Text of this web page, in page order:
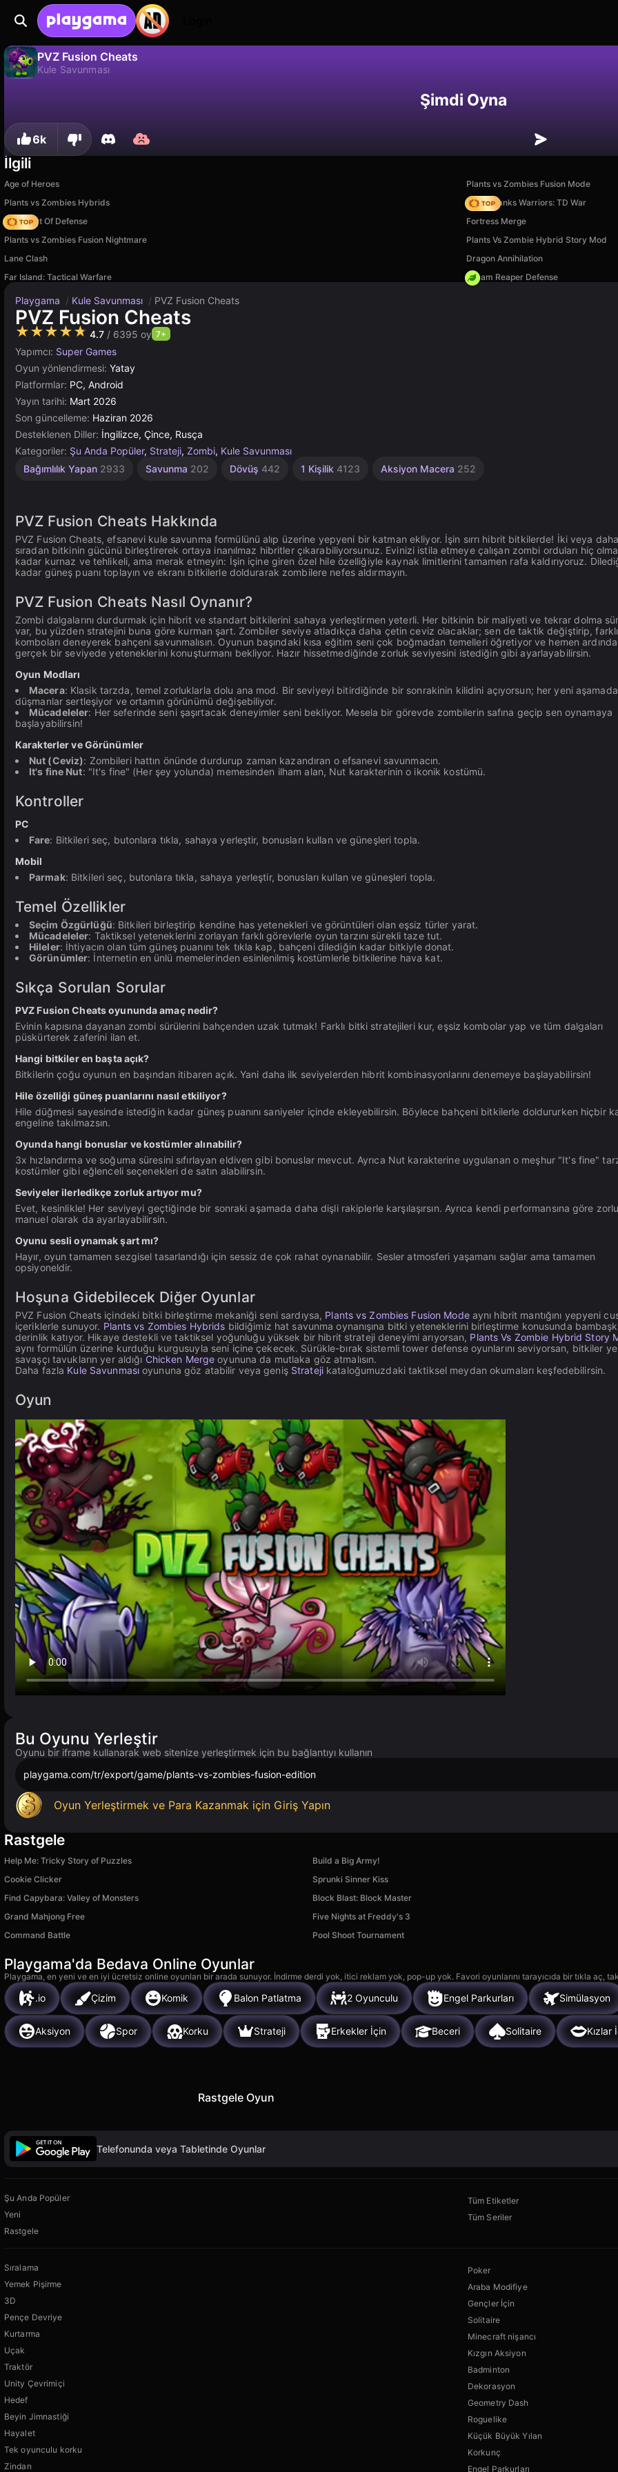
PVZ Fusion Cheats
Kule Savunması
Şimdi Oyna
6k
İlgili
Age of Heroes
Plants vs Zombies Fusion Mode
Plants vs Zombies Hybrids
Age of Tanks Warriors: TD War
AOD - Art Of Defense
Fortress Merge
Plants vs Zombies Fusion Nightmare
Plants Vs Zombie Hybrid Story Mod
Lane Clash
Dragon Annihilation
Far Island: Tactical Warfare
Dream Reaper Defense
Playgama / Kule Savunması / PVZ Fusion Cheats
PVZ Fusion Cheats
★★★★★ 4.7 / 6395 oy 7+
Yapımcı: Super Games
Oyun yönlendirmesi: Yatay
Platformlar: PC, Android
Yayın tarihi: Mart 2026
Son güncelleme: Haziran 2026
Desteklenen Diller: İngilizce, Çince, Rusça
Kategoriler: Şu Anda Popüler, Strateji, Zombi, Kule Savunması
Bağımlılık Yapan 2933 Savunma 202 Dövüş 442 1 Kişilik 4123 Aksiyon Macera 252
PVZ Fusion Cheats Hakkında
PVZ Fusion Cheats, efsanevi kule savunma formülünü alıp üzerine yepyeni bir katman ekliyor. İşin sırrı hibrit bitkilerde! İki veya
sıradan bitkinin gücünü birleştirerek ortaya inanılmaz hibritler çıkarabiliyorsunuz. Evinizi istila etmeye çalışan zombi orduları hiç
kadar kurnaz ve tehlikeli, ama merak etmeyin: İşin içine giren özel hile özelliğiyle kaynak limitlerini tamamen rafa kaldırıyoruz.
kadar güneş puanı toplayın ve ekranı bitkilerle doldurarak zombilere nefes aldırmayın.
PVZ Fusion Cheats Nasıl Oynanır?
Zombi dalgalarını durdurmak için hibrit ve standart bitkilerini sahaya yerleştirmen yeterli. Her bitkinin bir maliyeti ve tekrar dolma
var, bu yüzden stratejini buna göre kurman şart. Zombiler seviye atladıkça daha çetin ceviz olacaklar; sen de taktik değiştirip,
komboları deneyerek bahçeni savunmalısın. Oyunun başındaki kısa eğitim seni çok boğmadan temelleri öğretiyor ve hemen
gerçek bir seviyede yeteneklerini konuşturmanı bekliyor. Hazır hissetmediğinde zorluk seviyesini istediğin gibi ayarlayabilirsin.
Oyun Modları
Macera: Klasik tarzda, temel zorluklarla dolu ana mod. Bir seviyeyi bitirdiğinde bir sonrakinin kilidini açıyorsun; her yeni aşamada
düşmanlar sertleşiyor ve ortamın görünümü değişebiliyor.
Mücadeleler: Her seferinde seni şaşırtacak deneyimler seni bekliyor. Mesela bir görevde zombilerin safına geçip sen oynamaya
başlayabilirsin!
Karakterler ve Görünümler
Nut (Ceviz): Zombileri hattın önünde durdurup zaman kazandıran o efsanevi savunmacın.
It's fine Nut: "It's fine" (Her şey yolunda) memesinden ilham alan, Nut karakterinin o ikonik kostümü.
Kontroller
PC
Fare: Bitkileri seç, butonlara tıkla, sahaya yerleştir, bonusları kullan ve güneşleri topla.
Mobil
Parmak: Bitkileri seç, butonlara tıkla, sahaya yerleştir, bonusları kullan ve güneşleri topla.
Temel Özellikler
Seçim Özgürlüğü: Bitkileri birleştirip kendine has yetenekleri ve görüntüleri olan eşsiz türler yarat.
Mücadeleler: Taktiksel yeteneklerini zorlayan farklı görevlerle oyun tarzını sürekli taze tut.
Hileler: İhtiyacın olan tüm güneş puanını tek tıkla kap, bahçeni dilediğin kadar bitkiyle donat.
Görünümler: İnternetin en ünlü memelerinden esinlenilmiş kostümlerle bitkilerine hava kat.
Sıkça Sorulan Sorular
PVZ Fusion Cheats oyununda amaç nedir?
Evinin kapısına dayanan zombi sürülerini bahçenden uzak tutmak! Farklı bitki stratejileri kur, eşsiz kombolar yap ve tüm dalgaları
püskürterek zaferini ilan et.
Hangi bitkiler en başta açık?
Bitkilerin çoğu oyunun en başından itibaren açık. Yani daha ilk seviyelerden hibrit kombinasyonlarını denemeye başlayabilirsin!
Hile özelliği güneş puanlarını nasıl etkiliyor?
Hile düğmesi sayesinde istediğin kadar güneş puanını saniyeler içinde ekleyebilirsin. Böylece bahçeni bitkilerle doldururken hiçbir
engeline takılmazsın.
Oyunda hangi bonuslar ve kostümler alınabilir?
3x hızlandırma ve soğuma süresini sıfırlayan eldiven gibi bonuslar mevcut. Ayrıca Nut karakterine uygulanan o meşhur "It's fine"
kostümler gibi eğlenceli seçenekleri de satın alabilirsin.
Seviyeler ilerledikçe zorluk artıyor mu?
Evet, kesinlikle! Her seviyeyi geçtiğinde bir sonraki aşamada daha dişli rakiplerle karşılaşırsın. Ayrıca kendi performansına göre
manuel olarak da ayarlayabilirsin.
Oyunu sesli oynamak şart mı?
Hayır, oyun tamamen sezgisel tasarlandığı için sessiz de çok rahat oynanabilir. Sesler atmosferi yaşamanı sağlar ama tamamen
opsiyoneldir.
Hoşuna Gidebilecek Diğer Oyunlar
PVZ Fusion Cheats içindeki bitki birleştirme mekaniği seni sardıysa, Plants vs Zombies Fusion Modeaynı hibrit mantığını yepyeni
içeriklerle sunuyor. Plants vs Zombies Hybrids bildiğimiz hat savunma oynanışına bitki yeteneklerini birleştirme konusunda
derinlik katıyor. Hikaye destekli ve taktiksel yoğunluğu yüksek bir hibrit strateji deneyimi arıyorsan, Plants Vs Zombie Hybrid Story
aynı formülün üzerine kurduğu kurgusuyla seni içine çekecek. Sürükle-bırak sistemli tower defense oyunlarını seviyorsan, bitkiler
savaşçı tavukların yer aldığı Chicken Merge oyununa da mutlaka göz atmalısın.
Daha fazla Kule Savunması oyununa göz atabilir veya geniş Stratejikataloğumuzdaki taktiksel meydan okumaları keşfedebilirsin.
Oyun
Bu Oyunu Yerleştir
Oyunu bir iframe kullanarak web sitenize yerleştirmek için bu bağlantıyı kullanın
playgama.com/tr/export/game/plants-vs-zombies-fusion-edition
Oyun Yerleştirmek ve Para Kazanmak için Giriş Yapın
Rastgele
Help Me: Tricky Story of Puzzles Build a Big Army!
Cookie Clicker
Sprunki Sinner Kiss
Find Capybara: Valley of Monsters
Block Blast: Block Master
Grand Mahjong Free
Five Nights at Freddy's 3
Command Battle
Pool Shoot Tournament
Playgama'da Bedava Online Oyunlar
Playgama, en yeni ve en iyi ücretsiz online oyunları bir arada sunuyor. İndirme derdi yok, itici reklam yok, pop-up yok. Favori oyunlarını tarayıcıda bir tıkla aç,
.io Çizim Komik Balon Patlatma 2 Oyunculu Engel Parkurları Simülasyon
Aksiyon Spor Korku Strateji Erkekler İçin Beceri Solitaire Kızlar
Rastgele Oyun
Telefonunda veya Tabletinde Oyunlar
Şu Anda Popüler
Yeni
Rastgele
Tüm Etiketler
Tüm Seriler
Sıralama
Yemek Pişirme
3D
Pençe Devriye
Kurtarma
Uçak
Traktör
Unity Çevrimiçi
Hedef
Beyin Jimnastiği
Hayalet
Tek oyunculu korku
Zindan
Poker
Araba Modifiye
Gençler İçin
Solitaire
Minecraft nişancı
Kızgın Aksiyon
Badminton
Dekorasyon
Geometry Dash
Roguelike
Küçük Büyük Yılan
Korkunç
Engel Parkurları